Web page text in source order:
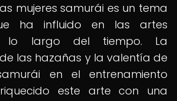
mujeres samurái es un tema
ha influido en las artes
lo largo del tiempo. La
las hazañas y la valentía de
en el entrenamiento
este arte con una